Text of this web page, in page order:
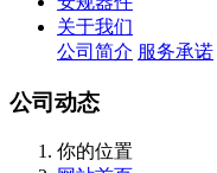
关于我们
公司简介 服务承诺
公司动态
你的位置